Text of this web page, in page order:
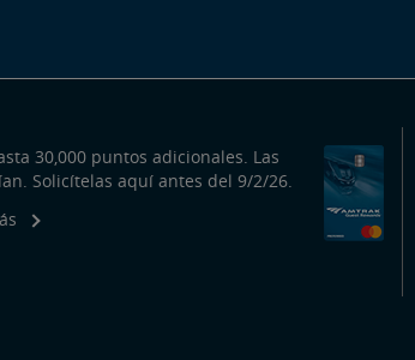
30,000 puntos adicionales. Las
Solicítelas aquí antes del 9/2/26.